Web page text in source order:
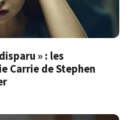
» : les
Carrie de Stephen